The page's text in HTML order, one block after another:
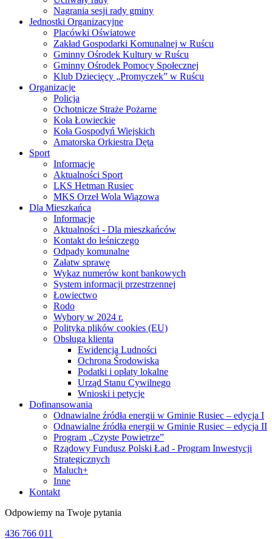
Nagrania sesji rady gminy
Jednostki Organizacyjne
Placówki Oświatowe
Zakład Gospodarki Komunalnej w Ruścu
Gminny Ośrodek Kultury w Ruścu
Gminny Ośrodek Pomocy Społecznej
Klub Dziecięcy „Promyczek” w Ruścu
Organizacje
Policja
Ochotnicze Straże Pożarne
Koła Łowieckie
Koła Gospodyń Wiejskich
Amatorska Orkiestra Dęta
Sport
Informacje
Aktualności Sport
LKS Hetman Rusiec
MKS Orzeł Wola Wiązowa
Dla Mieszkańca
Informacje
Aktualności - Dla mieszkańców
Kontakt do leśniczego
Odpady komunalne
Załatw sprawę
Wykaz numerów kont bankowych
System informacji przestrzennej
Łowiectwo
Rodo
Wybory w 2024 r.
Polityka plików cookies (EU)
Obsługa klienta
Ewidencja Ludności
Ochrona Środowiska
Podatki i opłaty lokalne
Urząd Stanu Cywilnego
Wnioski i petycje
Dofinansowania
Odnawialne źródła energii w Gminie Rusiec – edycja I
Odnawialne źródła energii w Gminie Rusiec – edycja II
Program „Czyste Powietrze”
Rządowy Fundusz Polski Ład - Program Inwestycji
Strategicznych
Maluch+
Inne
Kontakt
Odpowiemy na Twoje pytania
436 766 011